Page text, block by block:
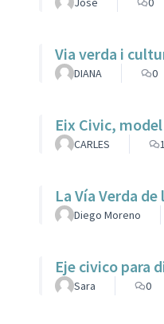
Via verda i
DIANA 0
Eix Civic,
CARLES 1
La Vía Verda
Diego Moreno
Eje civico para
Sara 0